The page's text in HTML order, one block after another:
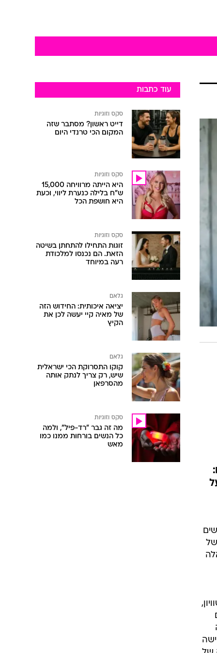
של
עוד כתבות
סקס וזוגיות
דייט ראשון? מסתבר שזה
המקום הכי טרנדי היום
סקס וזוגיות
היא הייתה מרוויחה 15,000
ש"ח בלילה כנערת ליווי, וכעת
היא חושפת הכל
סקס וזוגיות
זוגות התחילו להתחתן בשיטה
הזאת. הם נכנסו למלכודת
רעה במיוחד
גלאם
יציאה איכותית: החידוש הזה
של מאיה קיי יעשה לכן את
הקיץ
גלאם
קוקו התסרוקת הכי ישראלית
שיש, רק צריך לנתק אותה
מהסרפאן
סקס וזוגיות
מה זה גבר "רד-פיל", ולמה
כל הנשים בורחות ממנו כמו
מאש